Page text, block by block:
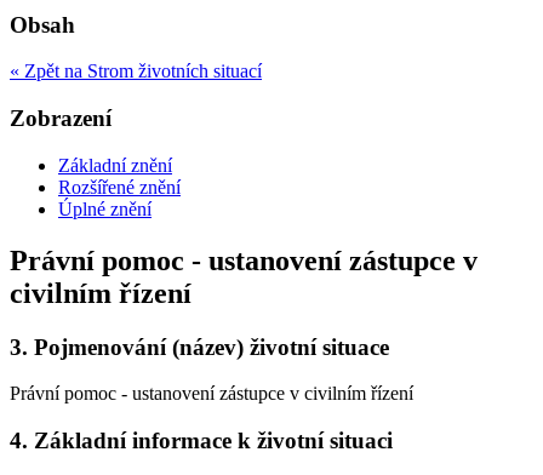
Obsah
« Zpět na Strom životních situací
Zobrazení
Základní znění
Rozšířené znění
Úplné znění
Právní pomoc - ustanovení zástupce v
civilním řízení
3. Pojmenování (název) životní situace
Právní pomoc - ustanovení zástupce v civilním řízení
4. Základní informace k životní situaci